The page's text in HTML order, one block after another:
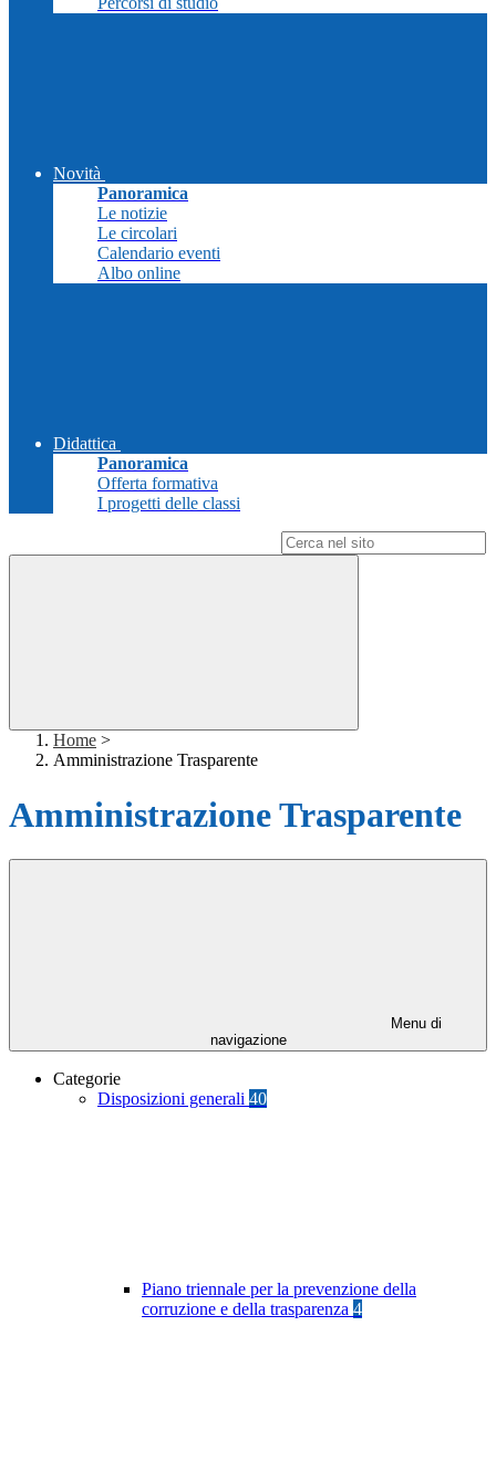
Novità
Panoramica
Le notizie
Le circolari
Calendario eventi
Albo online
Didattica
Panoramica
Offerta formativa
I progetti delle classi
Home >
Amministrazione Trasparente
Amministrazione Trasparente
Menu di
navigazione
Categorie
Disposizioni generali 40
Piano triennale per la prevenzione della
corruzione e della trasparenza 4